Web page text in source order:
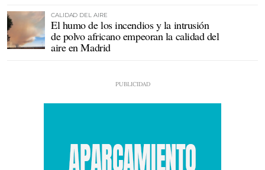
CALIDAD DEL AIRE
El humo de los incendios y la intrusión
de polvo africano empeoran la calidad del
aire en Madrid